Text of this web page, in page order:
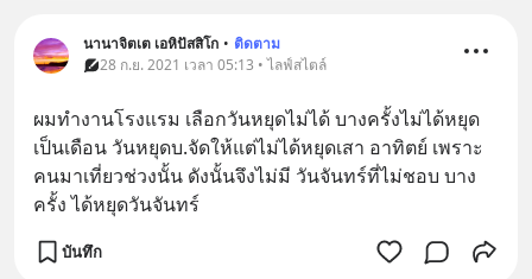
นานาจิตเต เอหิปัสสิโก • ติดตาม
28 ก.ย. 2021 เวลา 05:13 • ไลฟ์สไตล์
ผมทำงานโรงแรม เลือกวันหยุดไม่ได้ บางครั้งไม่ได้หยุด
เป็นเดือน วันหยุดบ.จัดให้แต่ไม่ได้หยุดเสา อาทิตย์ เพราะ
คนมาเที่ยวช่วงนั้น ดังนั้นจึงไม่มี วันจันทร์ที่ไม่ชอบ บาง
ครั้ง ได้หยุดวันจันทร์
บันทึก